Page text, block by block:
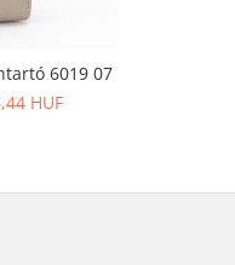
6019 07
HUF